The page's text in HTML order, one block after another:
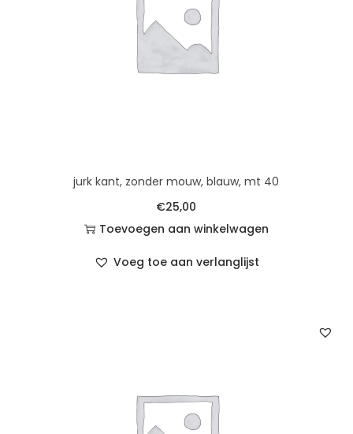
jurk kant, zonder mouw, blauw, mt 40
€25,00
Toevoegen aan winkelwagen
Voeg toe aan verlanglijst